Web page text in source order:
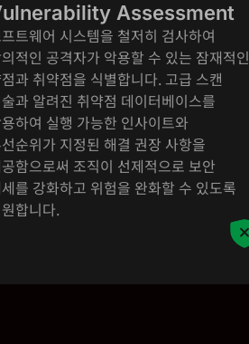
Assessment
트웨어 시스템을 철저히 검사하여
적인 공격자가 악용할 수 있는 잠재적인
과 취약점을 식별합니다. 고급 스캔
과 알려진 취약점 데이터베이스를
하여 실행 가능한 인사이트와
순위가 지정된 해결 권장 사항을
함으로써 조직이 선제적으로 보안
를 강화하고 위험을 완화할 수 있도록
합니다.